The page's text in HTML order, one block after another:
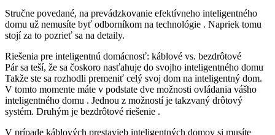
Stručne povedané, na prevádzkovanie efektívneho inteligentného
domu už nemusíte byť odborníkom na technológie . Napriek tomu
stojí za to pozrieť sa na detaily.
Riešenia pre inteligentnú domácnosť: káblové vs. bezdrôtové
Pár sa teší, že sa čoskoro nasťahuje do svojho inteligentného domu
Takže ste sa rozhodli premeniť celý svoj dom na inteligentný dom.
V tomto momente máte v podstate dve možnosti ovládania vášho
inteligentného domu . Jednou z možností je takzvaný drôtový
systém. Druhým je bezdrôtové riešenie .
V prípade káblových prestavieb inteligentných domov si musíte